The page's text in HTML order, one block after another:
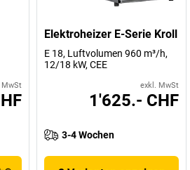
MwSt
Elektroheizer E-Serie Kroll
E 18, Luftvolumen 960 m³/h,
12/18 kW, CEE
exkl. MwSt
1'625.- CHF
3-4 Wochen